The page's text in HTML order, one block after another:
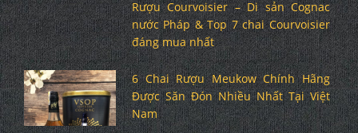
Rượu Courvoisier – Di sản Cognac
nước Pháp & Top 7 chai Courvoisier
đáng mua nhất
6 Chai Rượu Meukow Chính Hãng
Được Săn Đón Nhiều Nhất Tại Việt
Nam